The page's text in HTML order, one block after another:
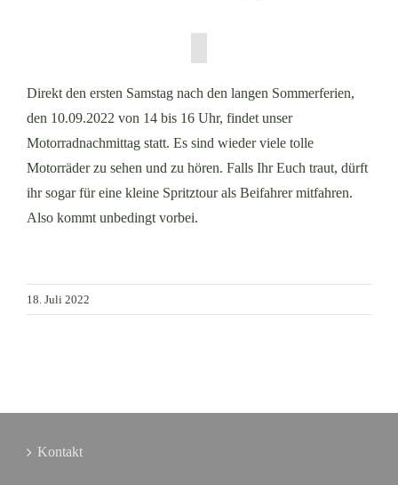
Direkt den ersten Samstag nach den langen Sommerferien,
den 10.09.2022 von 14 bis 16 Uhr, findet unser
Motorradnachmittag statt. Es sind wieder viele tolle
Motorräder zu sehen und zu hören. Falls Ihr Euch traut, dürft
ihr sogar für eine kleine Spritztour als Beifahrer mitfahren.
Also kommt unbedingt vorbei.
18. Juli 2022
Kontakt